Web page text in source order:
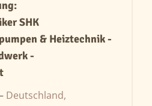
SHK
& Heiztechnik -
-
Deutschland,